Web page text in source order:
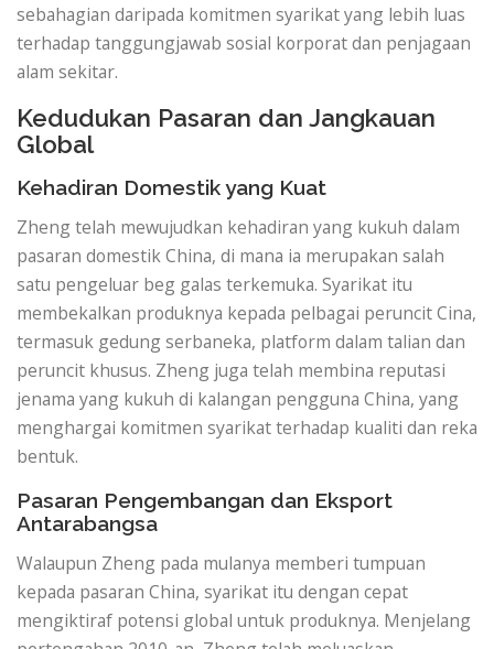
sebahagian daripada komitmen syarikat yang lebih luas
terhadap tanggungjawab sosial korporat dan penjagaan
alam sekitar.
Kedudukan Pasaran dan Jangkauan
Global
Kehadiran Domestik yang Kuat
Zheng telah mewujudkan kehadiran yang kukuh dalam
pasaran domestik China, di mana ia merupakan salah
satu pengeluar beg galas terkemuka. Syarikat itu
membekalkan produknya kepada pelbagai peruncit Cina,
termasuk gedung serbaneka, platform dalam talian dan
peruncit khusus. Zheng juga telah membina reputasi
jenama yang kukuh di kalangan pengguna China, yang
menghargai komitmen syarikat terhadap kualiti dan reka
bentuk.
Pasaran Pengembangan dan Eksport
Antarabangsa
Walaupun Zheng pada mulanya memberi tumpuan
kepada pasaran China, syarikat itu dengan cepat
mengiktiraf potensi global untuk produknya. Menjelang